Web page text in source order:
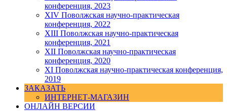
конференция, 2023
ХIV Поволжская научно-практическая
конференция, 2022
ХIII Поволжская научно-практическая
конференция, 2021
ХII Поволжская научно-практическая
конференция, 2020
XI Поволжская научно-практическая конференция,
2019
ЗАКАЗАТЬ
ИНТЕРНЕТ-МАГАЗИН
ОНЛАЙН ВЕРСИИ